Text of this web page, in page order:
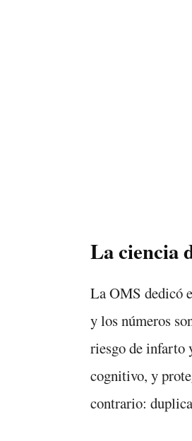
La ciencia
La OMS dedicó
y los números
riesgo de infarto
cognitivo, y
contrario: